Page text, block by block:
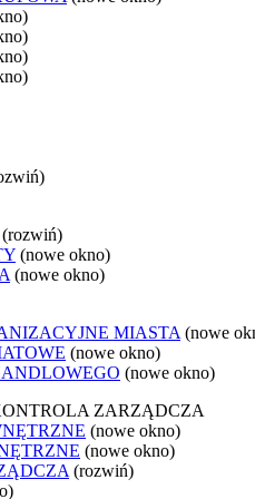
(rozwiń)
(nowe okno)
(nowe okno)
MIASTA (nowe
(nowe okno)
(nowe okno)
ZARZĄDCZA
(nowe okno)
(nowe okno)
(rozwiń)